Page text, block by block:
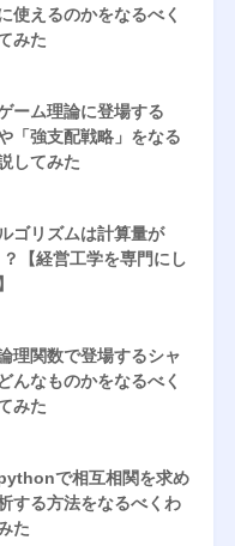
使えるのかをなるべく
みた
ーム理論に登場する
「強支配戦略」をなる
してみた
ゴリズムは計算量が
【経営工学を専門にし
理関数で登場するシャ
んなものかをなるべく
みた
で相互相関を求め
する方法をなるべくわ
た